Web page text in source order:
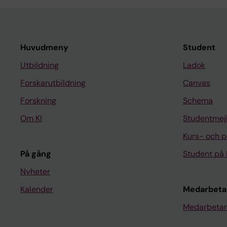
Huvudmeny
Utbildning
Forskarutbildning
Forskning
Om KI
På gång
Nyheter
Kalender
Student
Ladok
Canvas
Schema
Kurs- och
Student på